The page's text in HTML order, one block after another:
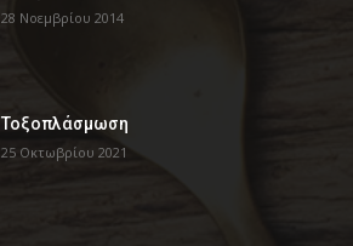
28 Νοεμβρίου 2014
Τοξοπλάσμωση
25 Οκτωβρίου 2021